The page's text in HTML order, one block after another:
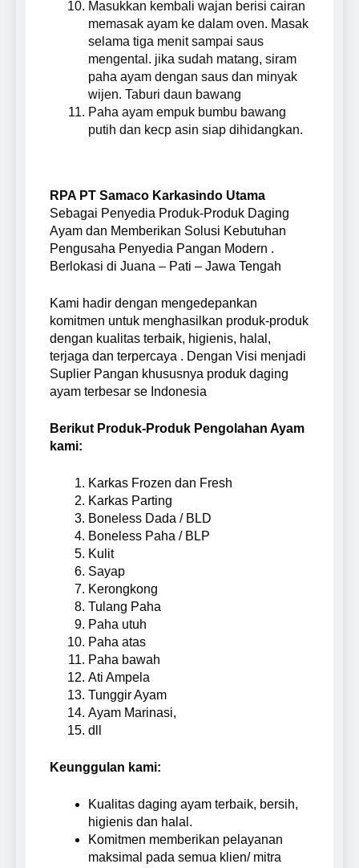
Masukkan kembali wajan berisi cairan
memasak ayam ke dalam oven. Masak
selama tiga menit sampai saus
mengental. jika sudah matang, siram
paha ayam dengan saus dan minyak
wijen. Taburi daun bawang
Paha ayam empuk bumbu bawang
putih dan kecp asin siap dihidangkan.
RPA PT Samaco Karkasindo Utama
Sebagai Penyedia Produk-Produk Daging
Ayam dan Memberikan Solusi Kebutuhan
Pengusaha Penyedia Pangan Modern .
Berlokasi di Juana – Pati – Jawa Tengah
Kami hadir dengan mengedepankan
komitmen untuk menghasilkan produk-produk
dengan kualitas terbaik, higienis, halal,
terjaga dan terpercaya . Dengan Visi menjadi
Suplier Pangan khususnya produk daging
ayam terbesar se Indonesia
Berikut Produk-Produk Pengolahan Ayam
kami:
Karkas Frozen dan Fresh
Karkas Parting
Boneless Dada / BLD
Boneless Paha / BLP
Kulit
Sayap
Kerongkong
Tulang Paha
Paha utuh
Paha atas
Paha bawah
Ati Ampela
Tunggir Ayam
Ayam Marinasi,
dll
Keunggulan kami:
Kualitas daging ayam terbaik, bersih,
higienis dan halal.
Komitmen memberikan pelayanan
maksimal pada semua klien/ mitra